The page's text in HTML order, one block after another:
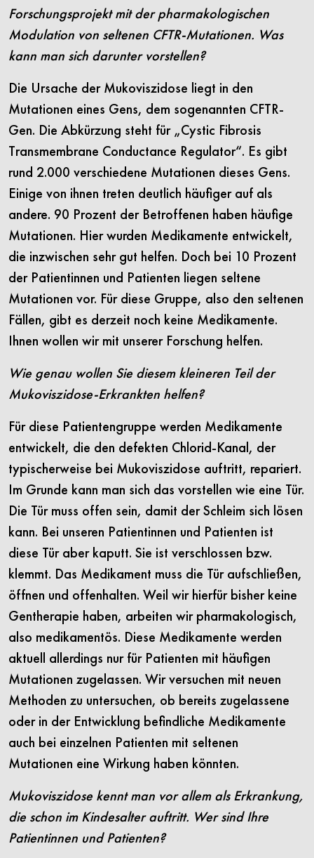
Forschungsprojekt mit der pharmakologischen
Modulation von seltenen CFTR-Mutationen. Was
kann man sich darunter vorstellen?
Die Ursache der Mukoviszidose liegt in den
Mutationen eines Gens, dem sogenannten CFTR-
Gen. Die Abkürzung steht für „Cystic Fibrosis
Transmembrane Conductance Regulator“. Es gibt
rund 2.000 verschiedene Mutationen dieses Gens.
Einige von ihnen treten deutlich häufiger auf als
andere. 90 Prozent der Betroffenen haben häufige
Mutationen. Hier wurden Medikamente entwickelt,
die inzwischen sehr gut helfen. Doch bei 10 Prozent
der Patientinnen und Patienten liegen seltene
Mutationen vor. Für diese Gruppe, also den seltenen
Fällen, gibt es derzeit noch keine Medikamente.
Ihnen wollen wir mit unserer Forschung helfen.
Wie genau wollen Sie diesem kleineren Teil der
Mukoviszidose-Erkrankten helfen?
Für diese Patientengruppe werden Medikamente
entwickelt, die den defekten Chlorid-Kanal, der
typischerweise bei Mukoviszidose auftritt, repariert.
Im Grunde kann man sich das vorstellen wie eine Tür.
Die Tür muss offen sein, damit der Schleim sich lösen
kann. Bei unseren Patientinnen und Patienten ist
diese Tür aber kaputt. Sie ist verschlossen bzw.
klemmt. Das Medikament muss die Tür aufschließen,
öffnen und offenhalten. Weil wir hierfür bisher keine
Gentherapie haben, arbeiten wir pharmakologisch,
also medikamentös. Diese Medikamente werden
aktuell allerdings nur für Patienten mit häufigen
Mutationen zugelassen. Wir versuchen mit neuen
Methoden zu untersuchen, ob bereits zugelassene
oder in der Entwicklung befindliche Medikamente
auch bei einzelnen Patienten mit seltenen
Mutationen eine Wirkung haben könnten.
Mukoviszidose kennt man vor allem als Erkrankung,
die schon im Kindesalter auftritt. Wer sind Ihre
Patientinnen und Patienten?